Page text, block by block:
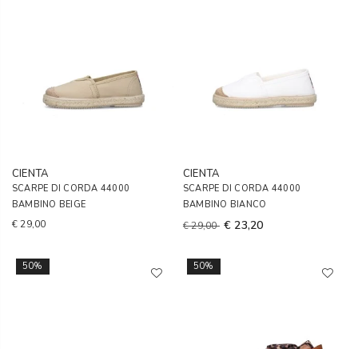
CIENTA
SCARPE DI CORDA 44000
BAMBINO BEIGE
€ 29,00
CIENTA
SCARPE DI CORDA 44000
BAMBINO BIANCO
€ 29,00 € 23,20
50% 50%